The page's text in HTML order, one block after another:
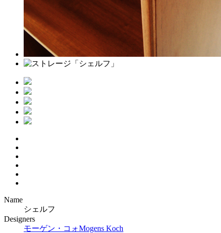
Name
シェルフ
Designers
モーゲン・コォMogens Koch